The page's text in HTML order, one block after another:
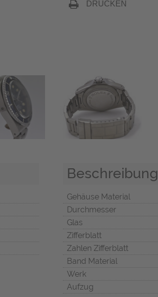
DRUCKEN
Beschreibung
Gehäuse Material
Durchmesser
Glas
Zifferblatt
Zahlen Zifferblatt
Band Material
Werk
Aufzug